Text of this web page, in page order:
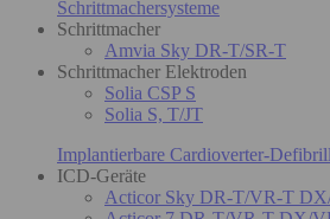
Schrittmachersysteme
Schrittmacher
Amvia Sky DR-T/SR-T
Schrittmacher Elektroden
Solia CSP S
Solia S, T/JT
Implantierbare Cardioverter-
ICD-Geräte
Acticor Sky DR-T/VR-T